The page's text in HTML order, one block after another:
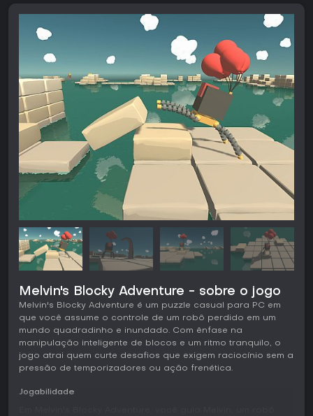
Melvin's Blocky Adventure - sobre o jogo
Melvin's Blocky Adventure é um puzzle casual para PC em
que você assume o controle de um robô perdido em um
mundo quadradinho e inundado. Com ênfase na
manipulação inteligente de blocos e um ritmo tranquilo, o
jogo atrai quem curte desafios que exigem raciocínio sem a
pressão de temporizadores ou ação frenética.
Jogabilidade